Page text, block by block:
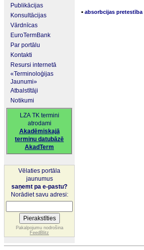
Publikācijas
Konsultācijas
Vārdnīcas
EuroTermBank
Par portālu
Kontakti
Resursi internetā
«Terminoloģijas
Jaunumi»
Atbalstītāji
Notikumi
LZA TK termini
atrodami
Akadēmiskajā
terminu datubāzē
AkadTerm
Vēlaties portāla
jaunumus
saņemt pa e-pastu?
Norādiet savu adresi:
Pakalpojumu nodrošina
FeedBlitz
▪ absorbcijas pretestība